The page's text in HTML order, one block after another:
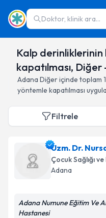
Doktor, klinik ara...
Kalp derinliklerinin
kapatılması,
Adana Diğeriçinde toplam
yöntemle kapatılması
Filtrele
Uzm. Dr.
Çocuk Sağlığı
Adana
Adana Numune Eğitim Ve
Hastanesi